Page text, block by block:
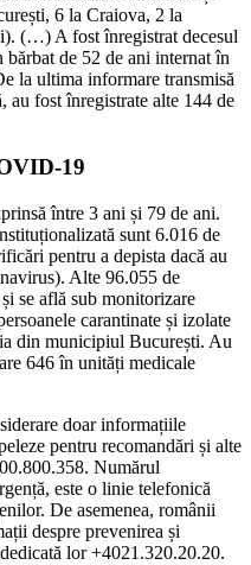
6 la Craiova, 2 la
(…) A fost înregistrat decesul
de 52 de ani internat în
la ultima informare transmisă
au fost înregistrate alte 144 de
19
între 3 ani și 79 de ani.
sunt 6.016 de
pentru a depista dacă au
Alte 96.055 de
se află sub monitorizare
carantinate și izolate
din municipiul București. Au
646 în unități medicale
doar informațiile
pentru recomandări și alte
Numărul
este o linie telefonică
De asemenea, românii
despre prevenirea și
lor +4021.320.20.20.